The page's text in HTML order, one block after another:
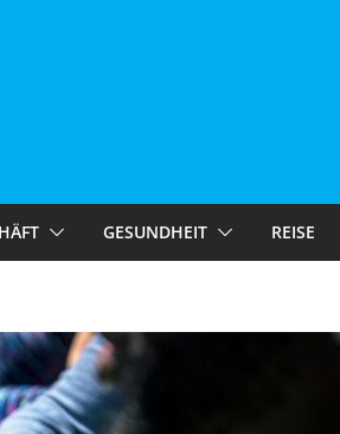
GESUNDHEIT REISE